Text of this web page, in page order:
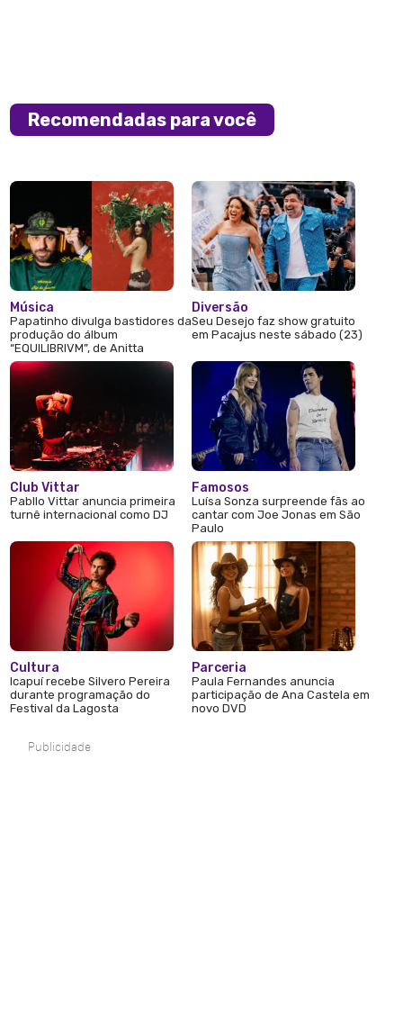
Recomendadas para você
Música
Papatinho divulga bastidores da
produção do álbum
“EQUILIBRIVM”, de Anitta
Club Vittar
Pabllo Vittar anuncia primeira
turnê internacional como DJ
Cultura
Icapuí recebe Silvero Pereira
durante programação do
Festival da Lagosta
Diversão
Seu Desejo faz show gratuito
em Pacajus neste sábado (23)
Famosos
Luísa Sonza surpreende fãs ao
cantar com Joe Jonas em São
Paulo
Parceria
Paula Fernandes anuncia
participação de Ana Castela em
novo DVD
Publicidade